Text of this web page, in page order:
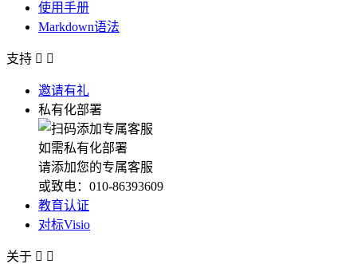
使用手册
Markdown语法
支持  
邀请有礼
私有化部署
如需私有化部署
请添加您的专属客服
或致电：010-86393609
教育认证
对标Visio
关于  